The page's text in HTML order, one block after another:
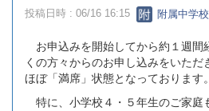
投稿日時 : 06/16 16:15 附属中学校
お申込みを開始してから約１週間
くの方々からのお申し込みをいた
ほぼ「満席」状態となっております。
特に、小学校４・５年生のご家庭